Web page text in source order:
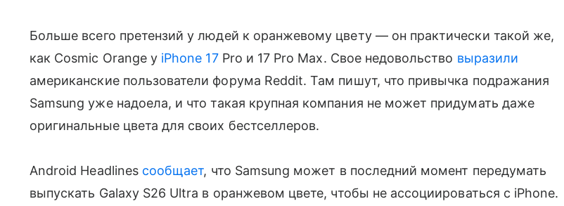
Больше всего претензий у людей к оранжевому цвету — он практически такой же,
как Cosmic Orange у iPhone 17Pro и 17 Pro Max. Свое недовольство выразили
американские пользователи форума Reddit. Там пишут, что привычка подражания
Samsung уже надоела, и что такая крупная компания не может придумать даже
оригинальные цвета для своих бестселлеров.
Android Headlines сообщает, что Samsung может в последний момент передумать
выпускать Galaxy S26 Ultra в оранжевом цвете, чтобы не ассоциироваться с iPhone.